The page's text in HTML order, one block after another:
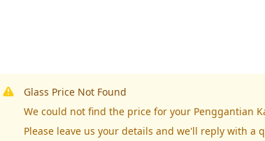
Glass Price Not Found
We could not find the price for your Penggantian
Please leave us your details and we'll reply with